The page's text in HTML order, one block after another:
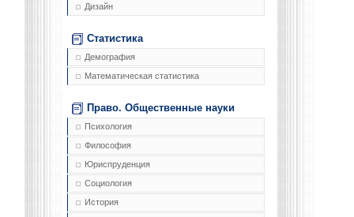
Дизайн
Статистика
Демография
Математическая статистика
Право. Общественные науки
Психология
Философия
Юриспруденция
Социология
История